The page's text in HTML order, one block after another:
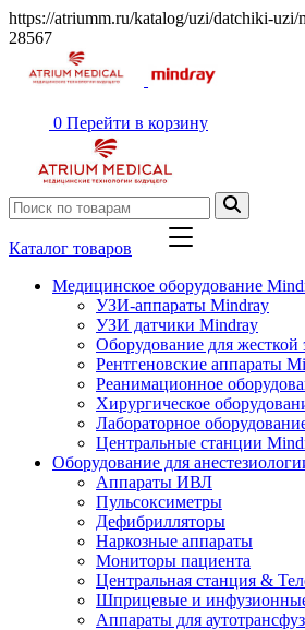
https://atriumm.ru/katalog/uzi/datchiki-uzi/
28567
0 Перейти в корзину
Каталог товаров
Медицинское оборудование
УЗИ-аппараты Mindray
УЗИ датчики Mindray
Оборудование для
Рентгеновские аппараты
Реанимационное
Хирургическое
Лабораторное
Центральные станции
Оборудование для
Аппараты ИВЛ
Пульсоксиметры
Дефибрилляторы
Наркозные аппараты
Мониторы пациента
Центральная станция &
Шприцевые и
Аппараты для